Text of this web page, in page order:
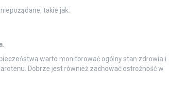
takie jak:
warto monitorować ogólny stan zdrowia i
Dobrze jest również zachować ostrożność w